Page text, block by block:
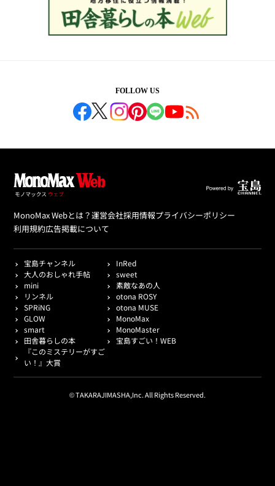
FOLLOW US
MonoMax Webとは？運営会社採用情報プライバシーポリシー
利用規約広告掲載について
宝島チャンネル
InRed
大人のおしゃれ手帖
sweet
mini
素敵なあの人
リンネル
otona ROSY
SPRiNG
otona MUSE
GLOW
MonoMax
smart
MonoMaster
田舎暮らしの本
宝島すごい！WEB
『このミステリーがすご
い！』大賞
© TAKARAJIMASHA,Inc. All Rights Reserved.